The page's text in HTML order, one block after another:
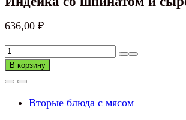
636,00 ₽
Количество
товара
Индейка
шпинатом
В корзину
Вторые блюда с мясом